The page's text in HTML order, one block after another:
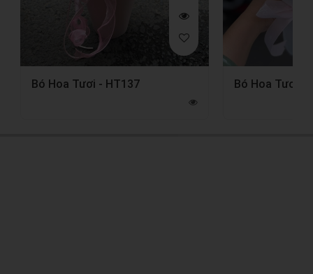
Bó Hoa Tươi - HT137 Bó Hoa Tươi -